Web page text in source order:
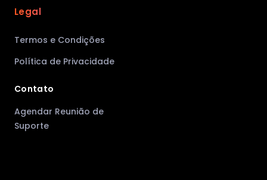
Legal
Termos e Condições
Política de Privacidade
Contato
Agendar Reunião de
Suporte